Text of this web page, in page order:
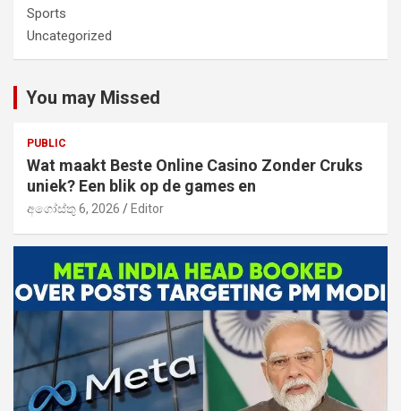
Sports
Uncategorized
You may Missed
PUBLIC
Wat maakt Beste Online Casino Zonder Cruks
uniek? Een blik op de games en
අගෝස්තු 6, 2026 Editor